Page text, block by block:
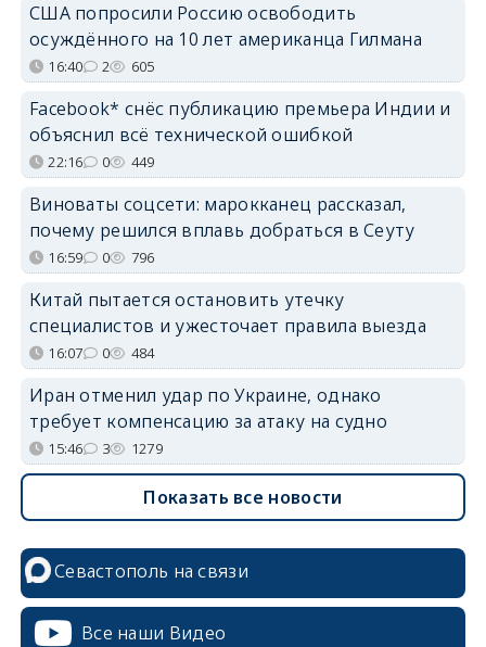
США попросили Россию освободить
осуждённого на 10 лет американца Гилмана
16:40 2 605
Facebook* снёс публикацию премьера Индии и
объяснил всё технической ошибкой
22:16 0 449
Виноваты соцсети: марокканец рассказал,
почему решился вплавь добраться в Сеуту
16:59 0 796
Китай пытается остановить утечку
специалистов и ужесточает правила выезда
16:07 0 484
Иран отменил удар по Украине, однако
требует компенсацию за атаку на судно
15:46 3 1279
Показать все новости
Севастополь на связи
Все наши Видео